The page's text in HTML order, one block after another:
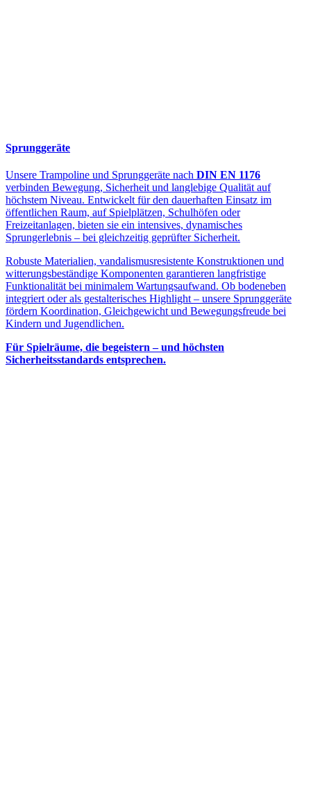
Sprunggeräte
Unsere Trampoline und Sprunggeräte nach DIN EN 1176
verbinden Bewegung, Sicherheit und langlebige Qualität auf
höchstem Niveau. Entwickelt für den dauerhaften Einsatz im
öffentlichen Raum, auf Spielplätzen, Schulhöfen oder
Freizeitanlagen, bieten sie ein intensives, dynamisches
Sprungerlebnis – bei gleichzeitig geprüfter Sicherheit.
Robuste Materialien, vandalismusresistente Konstruktionen und
witterungsbeständige Komponenten garantieren langfristige
Funktionalität bei minimalem Wartungsaufwand. Ob bodeneben
integriert oder als gestalterisches Highlight – unsere Sprunggeräte
fördern Koordination, Gleichgewicht und Bewegungsfreude bei
Kindern und Jugendlichen.
Für Spielräume, die begeistern – und höchsten
Sicherheitsstandards entsprechen.